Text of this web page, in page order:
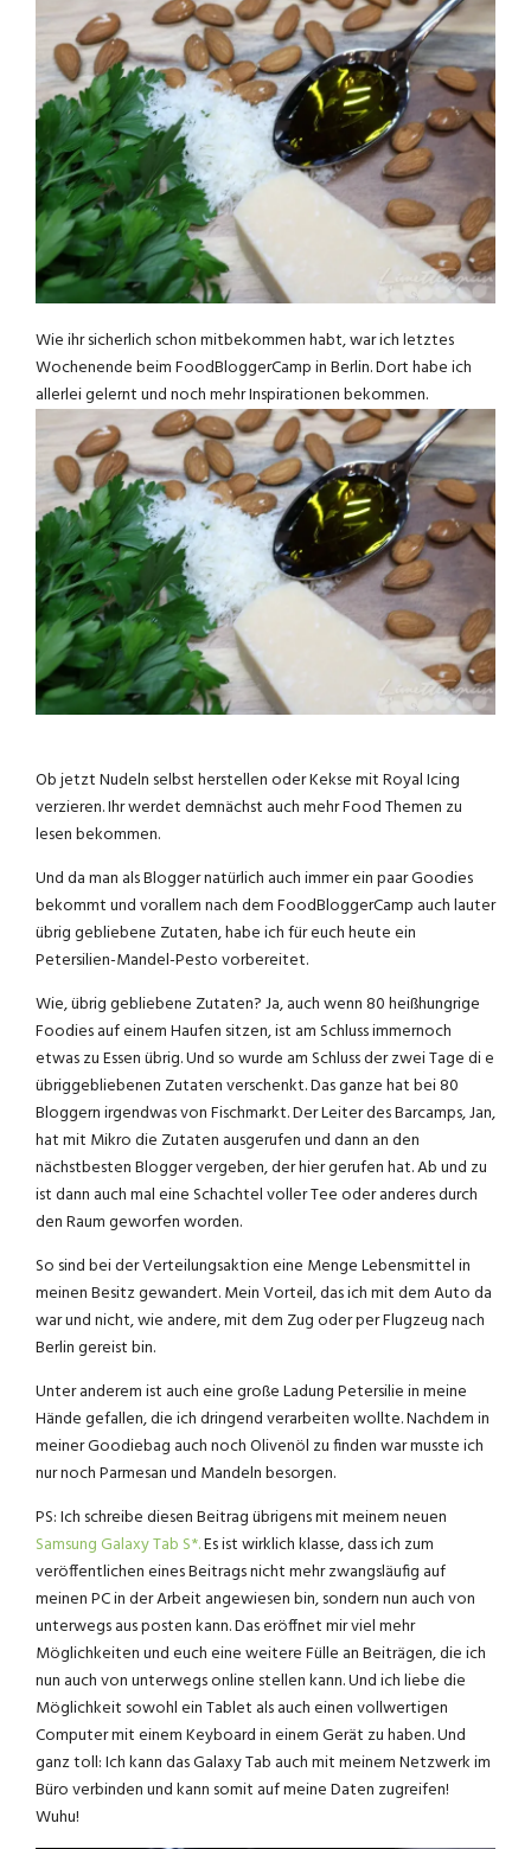
Wie ihr sicherlich schon mitbekommen habt, war ich letztes
Wochenende beim FoodBloggerCamp in Berlin. Dort habe ich
allerlei gelernt und noch mehr Inspirationen bekommen.
Ob jetzt Nudeln selbst herstellen oder Kekse mit Royal Icing
verzieren. Ihr werdet demnächst auch mehr Food Themen zu
lesen bekommen.
Und da man als Blogger natürlich auch immer ein paar Goodies
bekommt und vorallem nach dem FoodBloggerCamp auch lauter
übrig gebliebene Zutaten, habe ich für euch heute ein
Petersilien-Mandel-Pesto vorbereitet.
Wie, übrig gebliebene Zutaten? Ja, auch wenn 80 heißhungrige
Foodies auf einem Haufen sitzen, ist am Schluss immernoch
etwas zu Essen übrig. Und so wurde am Schluss der zwei Tage di e
übriggebliebenen Zutaten verschenkt. Das ganze hat bei 80
Bloggern irgendwas von Fischmarkt. Der Leiter des Barcamps, Jan,
hat mit Mikro die Zutaten ausgerufen und dann an den
nächstbesten Blogger vergeben, der hier gerufen hat. Ab und zu
ist dann auch mal eine Schachtel voller Tee oder anderes durch
den Raum geworfen worden.
So sind bei der Verteilungsaktion eine Menge Lebensmittel in
meinen Besitz gewandert. Mein Vorteil, das ich mit dem Auto da
war und nicht, wie andere, mit dem Zug oder per Flugzeug nach
Berlin gereist bin.
Unter anderem ist auch eine große Ladung Petersilie in meine
Hände gefallen, die ich dringend verarbeiten wollte. Nachdem in
meiner Goodiebag auch noch Olivenöl zu finden war musste ich
nur noch Parmesan und Mandeln besorgen.
PS: Ich schreibe diesen Beitrag übrigens mit meinem neuen
Samsung Galaxy Tab S*.Es ist wirklich klasse, dass ich zum
veröffentlichen eines Beitrags nicht mehr zwangsläufig auf
meinen PC in der Arbeit angewiesen bin, sondern nun auch von
unterwegs aus posten kann. Das eröffnet mir viel mehr
Möglichkeiten und euch eine weitere Fülle an Beiträgen, die ich
nun auch von unterwegs online stellen kann. Und ich liebe die
Möglichkeit sowohl ein Tablet als auch einen vollwertigen
Computer mit einem Keyboard in einem Gerät zu haben. Und
ganz toll: Ich kann das Galaxy Tab auch mit meinem Netzwerk im
Büro verbinden und kann somit auf meine Daten zugreifen!
Wuhu!